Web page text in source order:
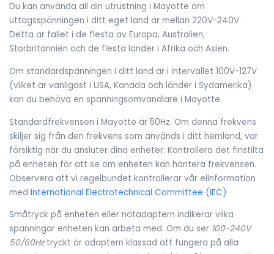
Du kan använda all din utrustning i Mayotte om
uttagsspänningen i ditt eget land är mellan 220V-240V.
Detta är fallet i de flesta av Europa, Australien,
Storbritannien och de flesta länder i Afrika och Asien.
Om standardspänningen i ditt land är i intervallet 100V-127V
(vilket är vanligast i USA, Kanada och länder i Sydamerika)
kan du behöva en spänningsomvandlare i Mayotte.
Standardfrekvensen i Mayotte är 50Hz. Om denna frekvens
skiljer sig från den frekvens som används i ditt hemland, var
försiktig när du ansluter dina enheter. Kontrollera det finstilta
på enheten för att se om enheten kan hantera frekvensen.
Observera att vi regelbundet kontrollerar vår elinformation
med International Electrotechnical Committee (IEC)
Småtryck på enheten eller nätadaptern indikerar vilka
spänningar enheten kan arbeta med. Om du ser 100-240V
50/60Hztryckt är adaptern klassad att fungera på alla